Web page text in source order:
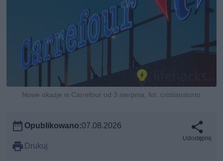
Nowe okazje w Carrefour od 3 sierpnia, fot. cristianstorto
Opublikowano:07.08.2026
Drukuj
Udostępnij